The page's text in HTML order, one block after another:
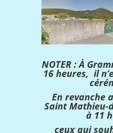
NOTER : À
16 heures, il
En revanche
Saint Mathieu-
à 11
ceux qui